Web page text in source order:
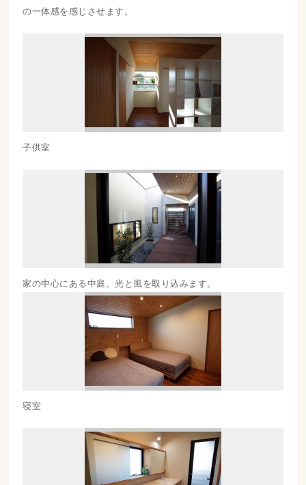
の一体感を感じさせます。
子供室
家の中心にある中庭。光と風を取り込みます。
寝室